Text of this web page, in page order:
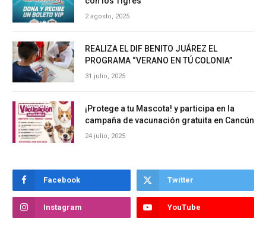
2 agosto, 2025
REALIZA EL DIF BENITO JUÁREZ EL
PROGRAMA “VERANO EN TÚ COLONIA”
31 julio, 2025
¡Protege a tu Mascota! y participa en la
campaña de vacunación gratuita en Cancún
24 julio, 2025
Facebook Twitter
Instagram YouTube